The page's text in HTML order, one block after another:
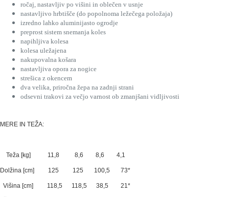
ročaj, nastavljiv po višini in oblečen v usnje
nastavljivo hrbtišče (do popolnoma ležečega položaja)
izredno lahko aluminijasto ogrodje
preprost sistem snemanja koles
napihljiva kolesa
kolesa uležajena
nakupovalna košara
nastavljiva opora za nogice
strešica z okencem
dva velika, priročna žepa na zadnji strani
odsevni trakovi za večjo varnost ob zmanjšani vidljivosti
MERE IN TEŽA:
Teža [kg] 11,8 8,6 8,6 4,1
Dolžina [cm] 125 125 100,5 73*
Višina [cm] 118,5 118,5 38,5 21*